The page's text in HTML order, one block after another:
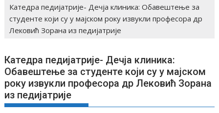
Катедра педијатрије- Дечја клиника: Oбавештење за
студенте који су у мајском року извукли професора др
Лековић Зорана из педијатрије
Катедра педијатрије- Дечја клиника:
Oбавештење за студенте који су у мајском
року извукли професора др Лековић Зорана
из педијатрије